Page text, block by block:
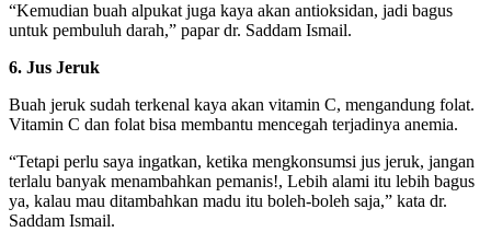
“Kemudian buah alpukat juga kaya akan antioksidan, jadi bagus
untuk pembuluh darah,” papar dr. Saddam Ismail.
6. Jus Jeruk
Buah jeruk sudah terkenal kaya akan vitamin C, mengandung folat.
Vitamin C dan folat bisa membantu mencegah terjadinya anemia.
“Tetapi perlu saya ingatkan, ketika mengkonsumsi jus jeruk, jangan
terlalu banyak menambahkan pemanis!, Lebih alami itu lebih bagus
ya, kalau mau ditambahkan madu itu boleh-boleh saja,” kata dr.
Saddam Ismail.